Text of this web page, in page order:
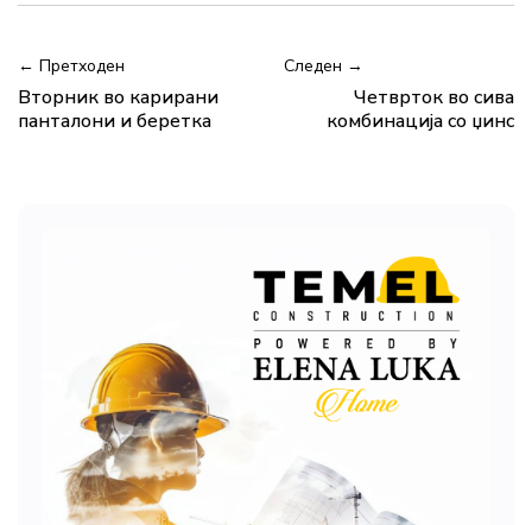
← Претходен
Вторник во карирани
панталони и беретка
Следен →
Четврток во сива
комбинација со џинс